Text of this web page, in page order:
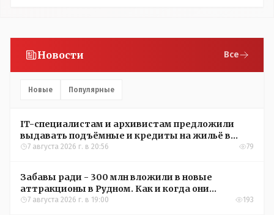
Новости Все
Новые Популярные
IT-специалистам и архивистам предложили
выдавать подъёмные и кредиты на жильё в
сёлах Казахстана
7 августа 2026 г. в 20:56 79
Забавы ради - 300 млн вложили в новые
аттракционы в Рудном. Как и когда они
окупятся?
7 августа 2026 г. в 19:00 193